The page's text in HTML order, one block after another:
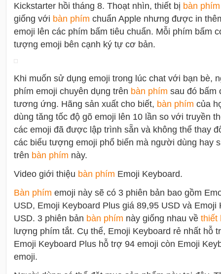
Kickstarter hồi tháng 8. Thoạt nhìn, thiết bị bàn phím
giống với bàn phím chuẩn Apple nhưng được in
emoji lên các phím bấm tiêu chuẩn. Mỗi phím bấm
tượng emoji bên cạnh ký tự cơ bản.
Khi muốn sử dụng emoji trong lúc chat với bạn bè,
phím emoji chuyên dụng trên bàn phím sau đó bấm
tương ứng. Hãng sản xuất cho biết, bàn phím của
dùng tăng tốc độ gõ emoji lên 10 lần so với truyền
các emoji đã được lập trình sẵn và không thể thay
các biểu tượng emoji phổ biến mà người dùng hay
trên bàn phím này.
Video giới thiệu bàn phím Emoji Keyboard.
Bàn phím emoji này sẽ có 3 phiên bản bao gồm
USD, Emoji Keyboard Plus giá 89,95 USD và Emoji
USD. 3 phiên bản bàn phím này giống nhau về thiết
lượng phím tắt. Cụ thể, Emoji Keyboard rẻ nhất hỗ
Emoji Keyboard Plus hỗ trợ 94 emoji còn Emoji
emoji.